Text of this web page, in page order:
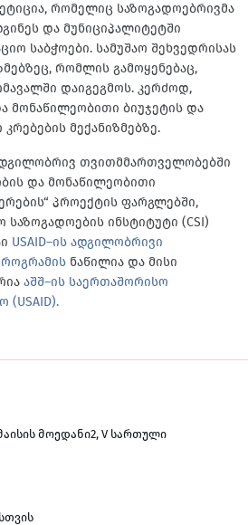
რომელიც საზოგადოებრივმა
და მუნიციპალიტეტში
საბჭოები. სამუშაო შეხვედრისას
რომლის გამოყენებაც,
დაიგეგმოს. კერძოდ,
მონაწილეობითი ბიუჯეტის და
მექანიზმებზე.
თვითმმართველობებში
და მონაწილეობითი
პროექტის ფარგლებში,
ინსტიტუტი (CSI)
USAID–ის ადგილობრივი
ნაწილია და მისი
აშშ–ის საერთაშორისო
(USAID).
მოედანი2, V სართული